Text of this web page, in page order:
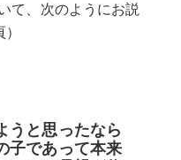
て、次のようにお説
うと思ったなら
子であって本来